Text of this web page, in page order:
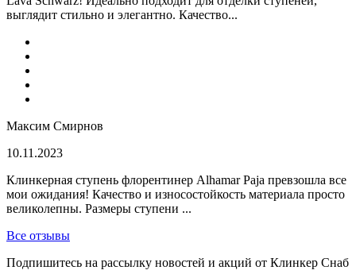
выглядит стильно и элегантно. Качество...
Максим Смирнов
10.11.2023
Клинкерная ступень флорентинер Alhamar Paja превзошла все
мои ожидания! Качество и износостойкость материала просто
великолепны. Размеры ступени ...
Все отзывы
Подпишитесь на рассылку новостей и акций от Клинкер Снаб